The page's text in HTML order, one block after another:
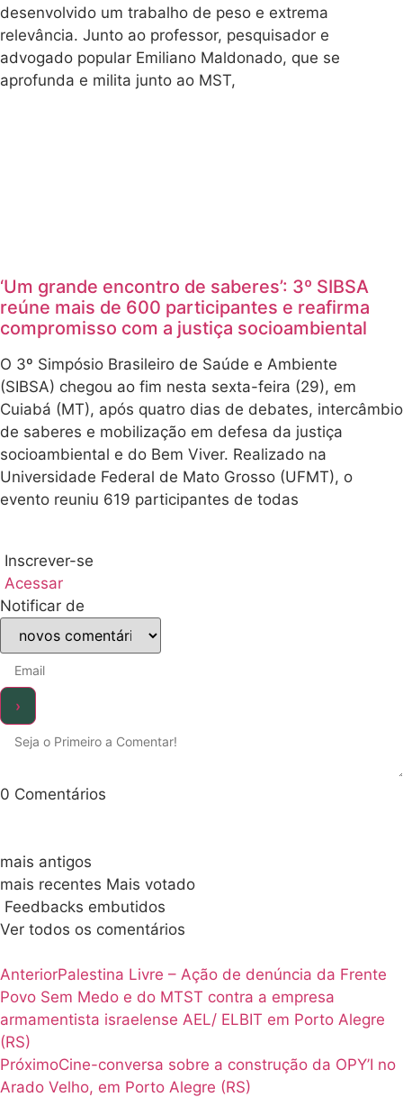
desenvolvido um trabalho de peso e extrema
relevância. Junto ao professor, pesquisador e
advogado popular Emiliano Maldonado, que se
aprofunda e milita junto ao MST,
‘Um grande encontro de saberes’: 3º SIBSA
reúne mais de 600 participantes e reafirma
compromisso com a justiça socioambiental
O 3º Simpósio Brasileiro de Saúde e Ambiente
(SIBSA) chegou ao fim nesta sexta-feira (29), em
Cuiabá (MT), após quatro dias de debates, intercâmbio
de saberes e mobilização em defesa da justiça
socioambiental e do Bem Viver. Realizado na
Universidade Federal de Mato Grosso (UFMT), o
evento reuniu 619 participantes de todas
Inscrever-se
Acessar
Notificar de
0 Comentários
mais antigos
mais recentes Mais votado
Feedbacks embutidos
Ver todos os comentários
AnteriorPalestina Livre – Ação de denúncia da Frente
Povo Sem Medo e do MTST contra a empresa
armamentista israelense AEL/ ELBIT em Porto Alegre
(RS)
PróximoCine-conversa sobre a construção da OPY’I no
Arado Velho, em Porto Alegre (RS)